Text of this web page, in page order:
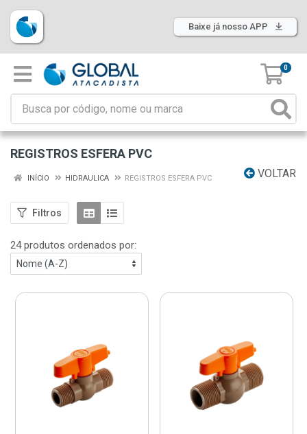
Baixe já nosso APP
0
REGISTROS ESFERA PVC
VOLTAR
INÍCIO HIDRAULICA REGISTROS ESFERA PVC
Filtros
24 produtos ordenados por: